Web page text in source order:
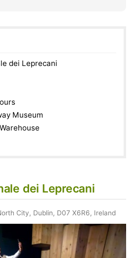
dei Leprecani
Museum
dei Leprecani
City, Dublin, D07 X6R6, Ireland